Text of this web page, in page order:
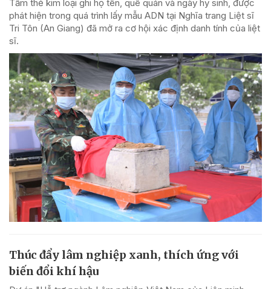
Tấm thẻ kim loại ghi họ tên, quê quán và ngày hy sinh, được
phát hiện trong quá trình lấy mẫu ADN tại Nghĩa trang Liệt sĩ
Tri Tôn (An Giang) đã mở ra cơ hội xác định danh tính của liệt
sĩ.
Thúc đẩy lâm nghiệp xanh, thích ứng với
biến đổi khí hậu